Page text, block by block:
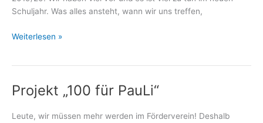
Schuljahr. Was alles ansteht, wann wir uns treffen,
We
neue
Website
Weiterlesen »
Projekt „100 für PauLi“
Leute, wir müssen mehr werden im Förderverein! Deshalb